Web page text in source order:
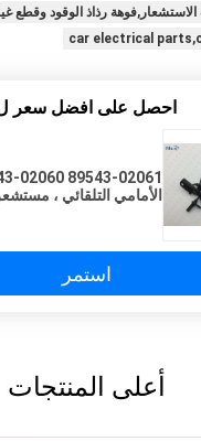
رذاذ الوقود وقطع
car electrical
احصل على افضل سعر
الأمامي التلقائي ،
استمر
أعلى المنتجات